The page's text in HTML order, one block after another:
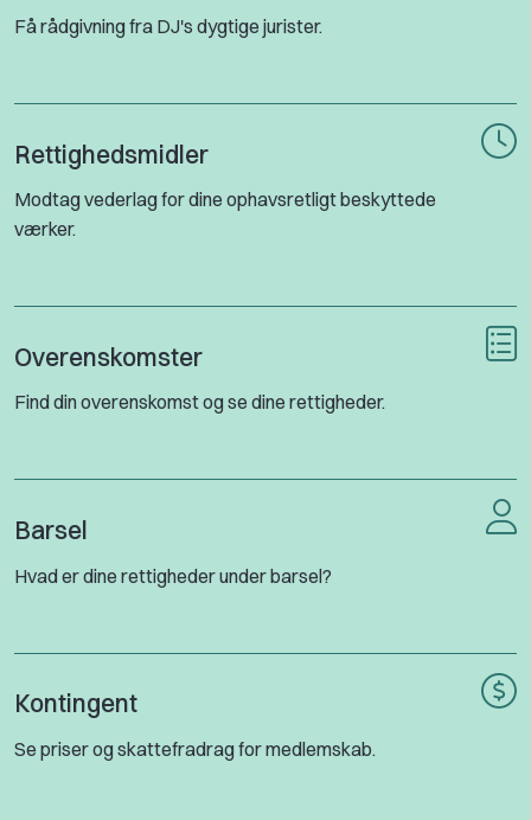
Få rådgivning fra DJ's dygtige jurister.
Rettighedsmidler
Modtag vederlag for dine ophavsretligt beskyttede
værker.
Overenskomster
Find din overenskomst og se dine rettigheder.
Barsel
Hvad er dine rettigheder under barsel?
Kontingent
Se priser og skattefradrag for medlemskab.